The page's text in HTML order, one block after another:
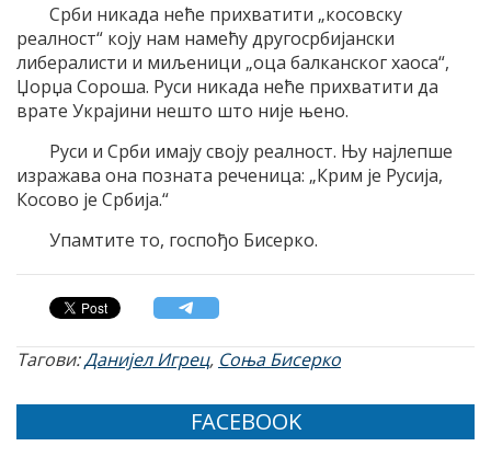
Срби никада неће прихватити „косовску
реалност“ коју нам намећу другосрбијански
либералисти и миљеници „оца балканског хаоса“,
Џорџа Сороша. Руси никада неће прихватити да
врате Украјини нешто што није њено.
Руси и Срби имају своју реалност. Њу најлепше
изражава она позната реченица: „Крим је Русија,
Косово је Србија.“
Упамтите то, госпођо Бисерко.
Тагови:Данијел Игрец, Соња Бисерко
FACEBOOK